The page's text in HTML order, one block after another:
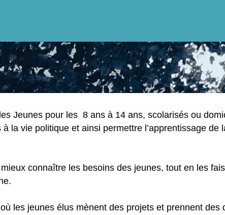
Jeunes pour les 8 ans à 14 ans, scolarisés ou
la vie politique et ainsi permettre l’apprentissage de
connaître les besoins des jeunes, tout en les
les jeunes élus mènent des projets et prennent des